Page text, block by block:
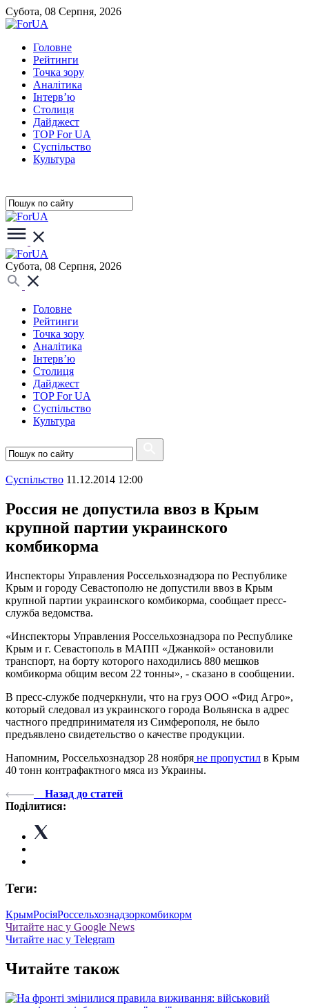
Субота, 08 Серпня, 2026
Головне
Рейтинги
Точка зору
Аналітика
Інтерв’ю
Столиця
Дайджест
TOP For UA
Суспiльство
Культура
Субота, 08 Серпня, 2026
Головне
Рейтинги
Точка зору
Аналітика
Інтерв’ю
Столиця
Дайджест
TOP For UA
Суспiльство
Культура
Суспiльство 11.12.2014 12:00
Россия не допустила ввоз в Крым
крупной партии украинского
комбикорма
Инспекторы Управления Россельхознадзора по Республике
Крым и городу Севастополю не допустили ввоз в Крым
крупной партии украинского комбикорма, сообщает пресс-
служба ведомства.
«Инспекторы Управления Россельхознадзора по Республике
Крым и г. Севастополь в МАПП «Джанкой» остановили
транспорт, на борту которого находились 880 мешков
комбикорма общим весом 22 тонны», - сказано в сообщении.
В пресс-службе подчеркнули, что на груз ООО «Фид Агро»,
который следовал из украинского города Вольянска в адрес
частного предпринимателя из Симферополя, не было
предъявлено свидетельство о качестве продукции.
Напомним, Россельхознадзор 28 ноября не пропустил в Крым
40 тонн контрафактного мяса из Украины.
Назад до статей
Поділитися:
Теги:
КрымРосіяРоссельхознадзоркомбикорм
Читайте нас у Google News
Читайте нас у Telegram
Читайте також